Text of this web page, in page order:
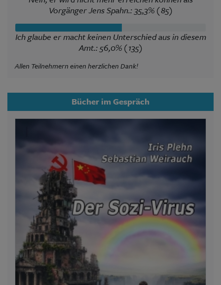
Vorgänger Jens Spahn.: 35,3% (85)
Ich glaube er macht keinen Unterschied aus in diesem
Amt.: 56,0% (135)
Allen Teilnehmern einen herzlichen Dank!
Bücher im Gespräch